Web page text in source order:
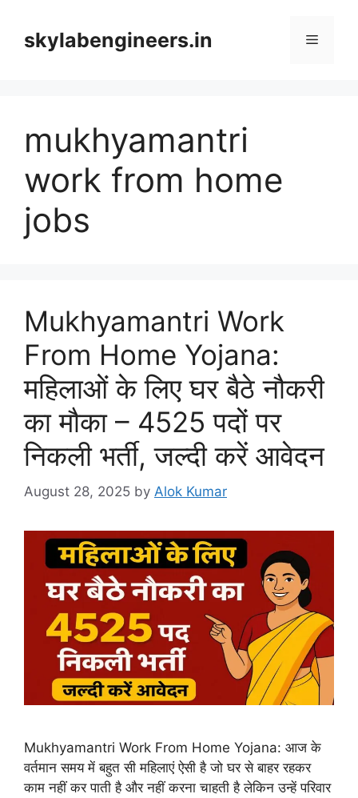
contentskylabengineers.in Menu
mukhyamantri
work from home
jobs
Mukhyamantri Work
From Home Yojana:
महिलाओं के लिए घर बैठे नौकरी
का मौका – 4525 पदों पर
निकली भर्ती, जल्दी करें आवेदन
August 28, 2025 by Alok Kumar
Mukhyamantri Work From Home Yojana: आज के
वर्तमान समय में बहुत सी महिलाएं ऐसी है जो घर से बाहर रहकर
काम नहीं कर पाती है और नहीं करना चाहती है लेकिन उन्हें परिवार